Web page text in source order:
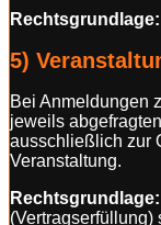
Rechtsgrundlage:
5)
Bei Anmeldungen
jeweils
ausschließlich zur
Veranstaltung.
Rechtsgrundlage:
(Vertragserfüllung)